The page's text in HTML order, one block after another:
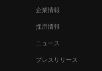
企業情報
採用情報
ニュース
プレスリリース